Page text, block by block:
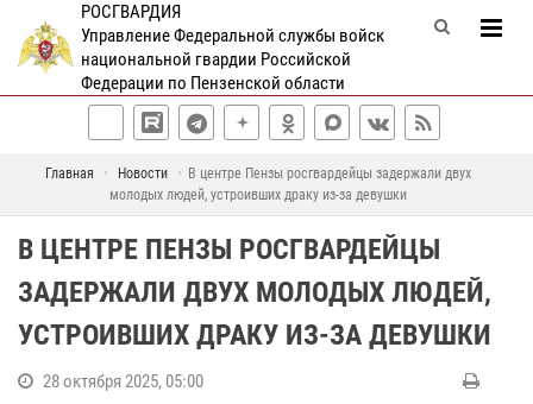
РОСГВАРДИЯ
Управление Федеральной службы войск
национальной гвардии Российской
Федерации по Пензенской области
Главная Новости
В центре Пензы росгвардейцы задержали двух
молодых людей, устроивших драку из-за девушки
В ЦЕНТРЕ ПЕНЗЫ РОСГВАРДЕЙЦЫ
ЗАДЕРЖАЛИ ДВУХ МОЛОДЫХ ЛЮДЕЙ,
УСТРОИВШИХ ДРАКУ ИЗ-ЗА ДЕВУШКИ
28 октября 2025, 05:00